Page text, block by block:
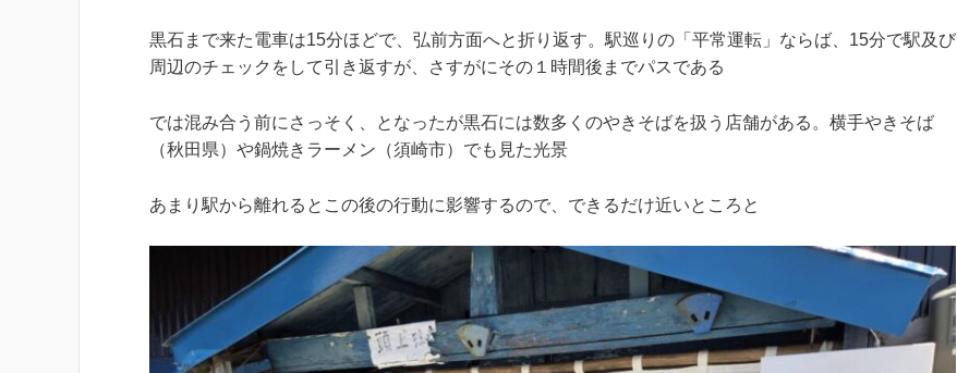
黒石まで来た電車は15分ほどで、弘前方面へと折り返す。駅巡りの「平常運転」ならば、15分で駅及び
周辺のチェックをして引き返すが、さすがにその１時間後までパスである
では混み合う前にさっそく、となったが黒石には数多くのやきそばを扱う店舗がある。横手やきそば
（秋田県）や鍋焼きラーメン（須崎市）でも見た光景
あまり駅から離れるとこの後の行動に影響するので、できるだけ近いところと